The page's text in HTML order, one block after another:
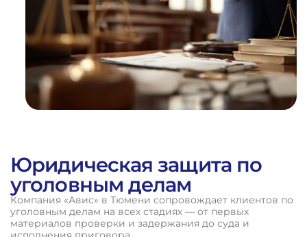
Юридическая защита по
уголовным делам
Компания «Авис» в Тюмени сопровождает клиентов по
уголовным делам на всех стадиях — от первых
материалов проверки и задержания до суда и